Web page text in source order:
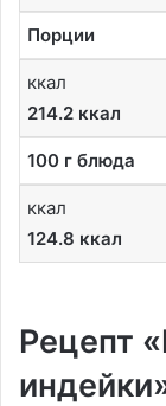
Порции
ккал
214.2 ккал
100 г блюда
ккал
124.8 ккал
Рецепт